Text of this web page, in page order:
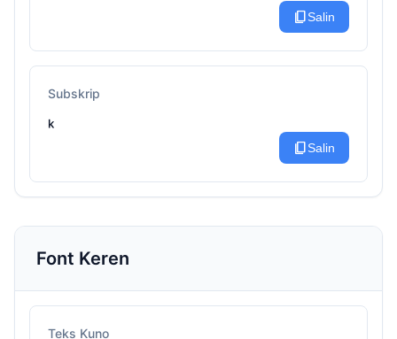
content_copySalin
Subskrip
ₖ
content_copySalin
Font Keren
Teks Kuno